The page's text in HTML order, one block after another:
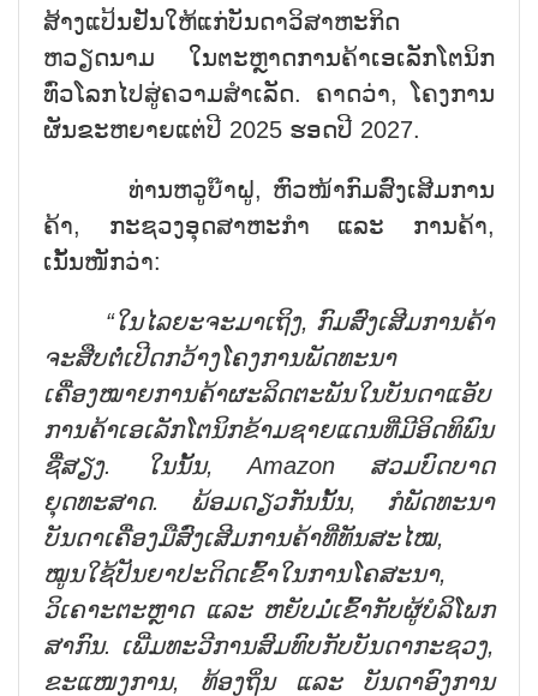
ສ້າງແປ້ນຢັນໃຫ້ແກ່ບັນດາວິສາຫະກິດ
ຫວຽດນາມ ໃນຕະຫຼາດການຄ້າເອເລັກໂຕນິກ
ທົ່ວໂລກໄປສູ່ຄວາມສຳເລັດ. ຄາດວ່າ, ໂຄງການ
ຜັນຂະຫຍາຍແຕ່ປີ 2025 ຮອດປີ 2027.
ທ່ານຫວູບ໊າຝູ, ຫົວໜ້າກົມສົ່ງເສີມການ
ຄ້າ, ກະຊວງອຸດສາຫະກຳ ແລະ ການຄ້າ,
ເນັ້ນໜັກວ່າ:
“ໃນໄລຍະຈະມາເຖິງ, ກົມສົ່ງເສີມການຄ້າ
ຈະສືບຕໍ່ເປີດກວ້າງໂຄງການພັດທະນາ
ເຄື່ອງໝາຍການຄ້າຜະລິດຕະພັນໃນບັນດາແອັບ
ການຄ້າເອເລັກໂຕນິກຂ້າມຊາຍແດນທີ່ມີອິດທິພົນ
ຊື່ສຽງ. ໃນນັ້ນ, Amazon ສວມບົດບາດ
ຍຸດທະສາດ. ພ້ອມດຽວກັນນັ້ນ, ກໍພັດທະນາ
ບັນດາເຄື່ອງມືສົ່ງເສີມການຄ້າທີ່ທັນສະໄໝ,
ໝູນໃຊ້ປັນຍາປະດິດເຂົ້າໃນການໂຄສະນາ,
ວິເຄາະຕະຫຼາດ ແລະ ຫຍັບມໍ່ເຂົ້າກັບຜູ້ບໍລິໂພກ
ສາກົນ. ເພີ່ມທະວີການສົມທົບກັບບັນດາກະຊວງ,
ຂະແໜງການ, ທ້ອງຖິ່ນ ແລະ ບັນດາອົງການ